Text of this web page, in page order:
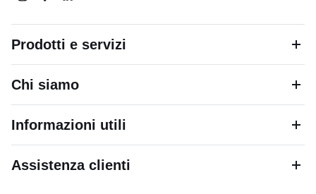
Prodotti e servizi
Chi siamo
Informazioni utili
Assistenza clienti